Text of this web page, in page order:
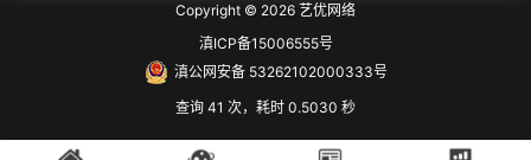
Copyright © 2026 艺优网络
滇ICP备15006555号
滇公网安备 53262102000333号
查询 41 次，耗时 0.5030 秒